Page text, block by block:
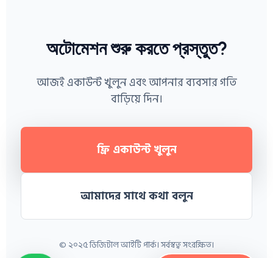
অটোমেশন শুরু করতে প্রস্তুত?
আজই একাউন্ট খুলুন এবং আপনার ব্যবসার গতি
বাড়িয়ে দিন।
ফ্রি একাউন্ট খুলুন
আমাদের সাথে কথা বলুন
© ২০২৫ ডিজিটাল আইটি পার্ক। সর্বস্বত্ব সংরক্ষিত।